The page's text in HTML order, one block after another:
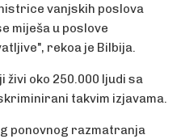
vanjskih poslova
miješa u poslove
rekoa je Bilbija.
živi oko 250.000 ljudi sa
takvim izjavama.
ponovnog razmatranja